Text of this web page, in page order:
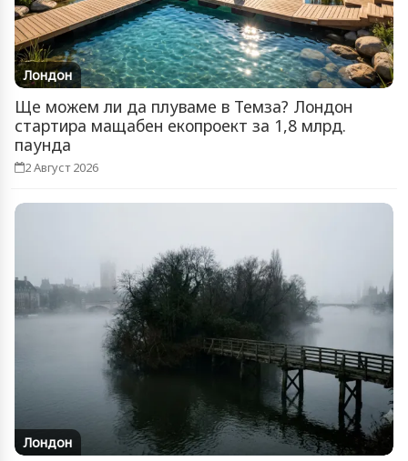
Лондон
Ще можем ли да плуваме в Темза? Лондон
стартира мащабен екопроект за 1,8 млрд.
паунда
2 Август 2026
Лондон